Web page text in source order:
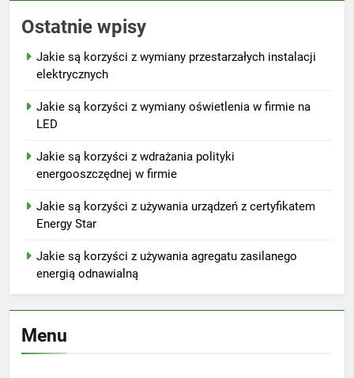
Ostatnie wpisy
Jakie są korzyści z wymiany przestarzałych instalacji
elektrycznych
Jakie są korzyści z wymiany oświetlenia w firmie na
LED
Jakie są korzyści z wdrażania polityki
energooszczędnej w firmie
Jakie są korzyści z używania urządzeń z certyfikatem
Energy Star
Jakie są korzyści z używania agregatu zasilanego
energią odnawialną
Menu